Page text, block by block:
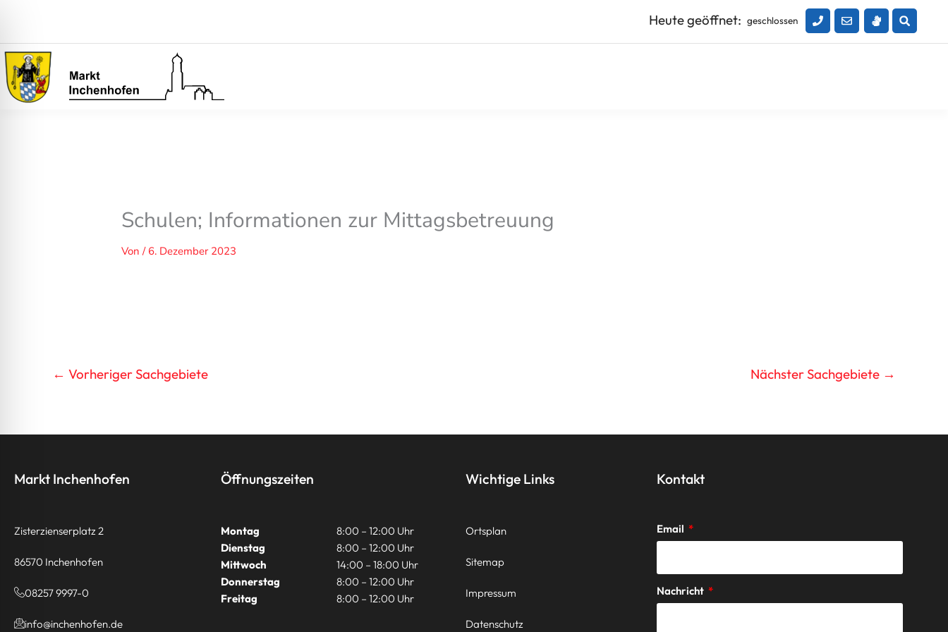
springen
Heute geöffnet: geschlossen
Schulen; Informationen zur Mittagsbetreuung
Von/ 6. Dezember 2023
← Vorheriger Sachgebiete Nächster Sachgebiete →
Markt Inchenhofen
Zisterzienserplatz 2
86570 Inchenhofen
08257 9997-0
info@inchenhofen.de
Öffnungszeiten
Montag
8:00 – 12:00 Uhr
Dienstag
8:00 – 12:00 Uhr
Mittwoch
14:00 – 18:00 Uhr
Donnerstag
8:00 – 12:00 Uhr
Freitag
8:00 – 12:00 Uhr
Wichtige Links
Ortsplan
Sitemap
Impressum
Datenschutz
Kontakt
Email
Nachricht